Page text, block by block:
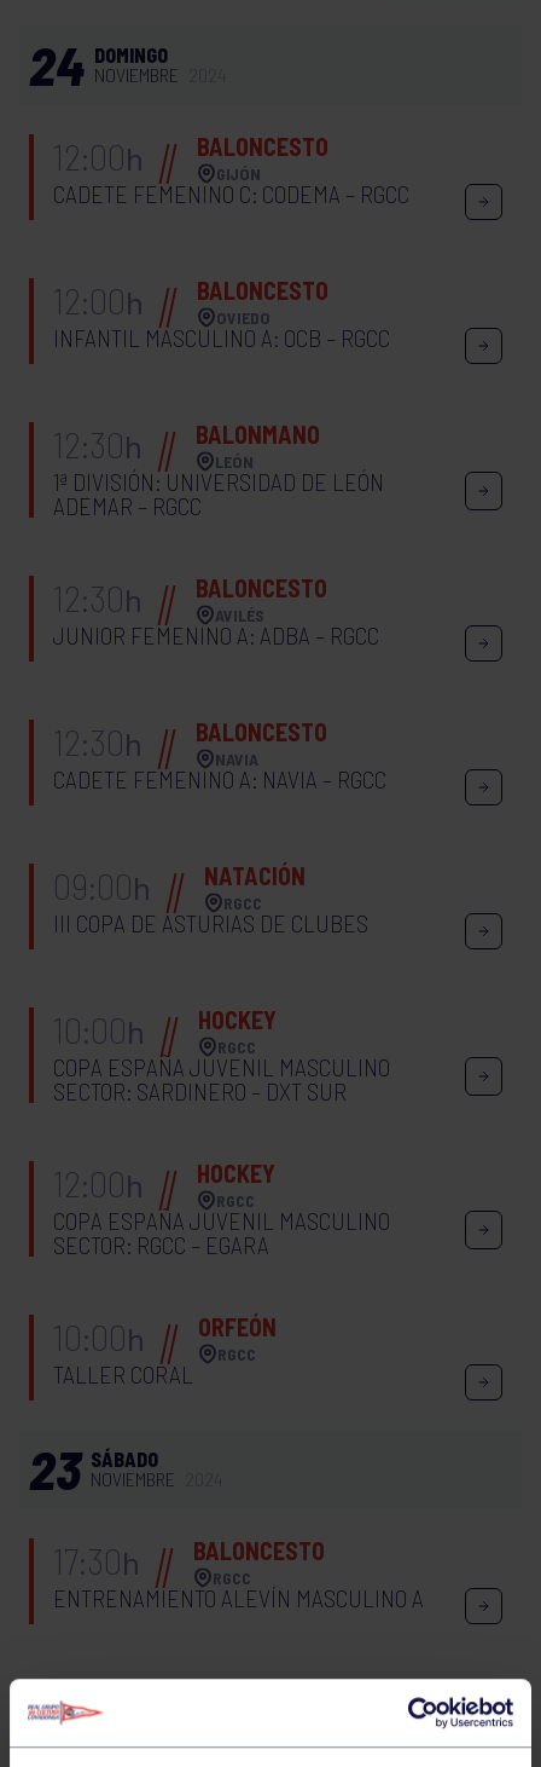
24 DOMINGO
NOVIEMBRE
12:00h BALONCESTO
GIJÓN
CADETE FEMENINO C: CODEMA – RGCC
12:00h BALONCESTO
OVIEDO
INFANTIL MASCULINO A: OCB – RGCC
12:30h BALONMANO
LEÓN
1ª DIVISIÓN: UNIVERSIDAD DE LEÓN
ADEMAR – RGCC
12:30h BALONCESTO
AVILÉS
JUNIOR FEMENINO A: ADBA – RGCC
12:30h BALONCESTO
NAVIA
CADETE FEMENINO A: NAVIA – RGCC
09:00h NATACIÓN
RGCC
III COPA DE ASTURIAS DE CLUBES
10:00h HOCKEY
RGCC
COPA ESPAÑA JUVENIL MASCULINO
SECTOR: SARDINERO – DXT SUR
12:00h HOCKEY
RGCC
COPA ESPAÑA JUVENIL MASCULINO
SECTOR: RGCC – EGARA
10:00h ORFEÓN
RGCC
TALLER CORAL
23 SÁBADO
NOVIEMBRE
17:30h BALONCESTO
RGCC
ENTRENAMIENTO ALEVÍN MASCULINO A
18:00
COPA ESPAÑA JUVENIL MASCULINO